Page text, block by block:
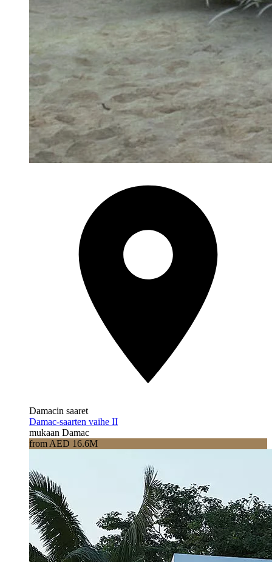
Damacin saaret
Damac-saarten vaihe II
mukaan Damac
from AED 16.6M